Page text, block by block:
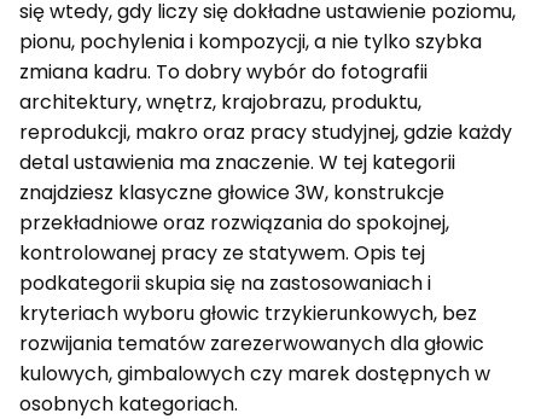
się wtedy, gdy liczy się dokładne ustawienie poziomu,
pionu, pochylenia i kompozycji, a nie tylko szybka
zmiana kadru. To dobry wybór do fotografii
architektury, wnętrz, krajobrazu, produktu,
reprodukcji, makro oraz pracy studyjnej, gdzie każdy
detal ustawienia ma znaczenie. W tej kategorii
znajdziesz klasyczne głowice 3W, konstrukcje
przekładniowe oraz rozwiązania do spokojnej,
kontrolowanej pracy ze statywem. Opis tej
podkategorii skupia się na zastosowaniach i
kryteriach wyboru głowic trzykierunkowych, bez
rozwijania tematów zarezerwowanych dla głowic
kulowych, gimbalowych czy marek dostępnych w
osobnych kategoriach.